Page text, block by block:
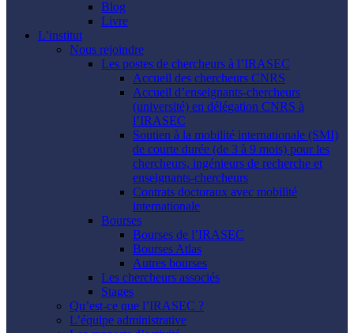
Blog
Livre
L’institut
Nous rejoindre
Les postes de chercheurs à l’IRASEC
Accueil des chercheurs CNRS
Accueil d’enseignants-chercheurs
(université) en délégation CNRS à
l’IRASEC
Soutien à la mobilité internationale (SMI)
de courte durée (de 3 à 9 mois) pour les
chercheurs, ingénieurs de recherche et
enseignants-chercheurs
Contrats doctoraux avec mobilité
internationale
Bourses
Bourses de l’IRASEC
Bourses Atlas
Autres bourses
Les chercheurs associés
Stages
Qu’est-ce que l’IRASEC ?
L’équipe administrative